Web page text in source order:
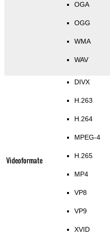
OGA
OGG
WMA
WAV
Videoformate
DIVX
H.263
H.264
MPEG-4
H.265
MP4
VP8
VP9
XVID